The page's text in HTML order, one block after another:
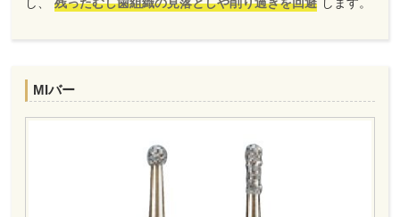
MIバー